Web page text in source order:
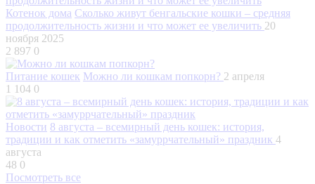
Котенок дома Сколько живут бенгальские кошки – средняя
продолжительность жизни и что может ее увеличить 20
ноября 2025
2 897 0
Питание кошек Можно ли кошкам попкорн? 2 апреля
1 104 0
Новости 8 августа – всемирный день кошек: история,
традиции и как отметить «замуррчательный» праздник 4
августа
48 0
Посмотреть все